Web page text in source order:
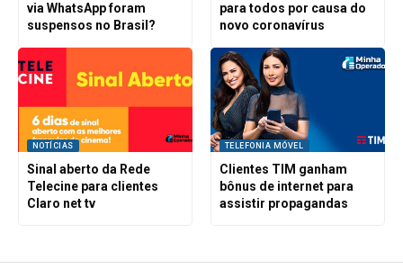
via WhatsApp foram
suspensos no Brasil?
para todos por causa do
novo coronavírus
NOTÍCIAS
Sinal aberto da Rede
Telecine para clientes
Claro net tv
TELEFONIA MÓVEL
Clientes TIM ganham
bônus de internet para
assistir propagandas